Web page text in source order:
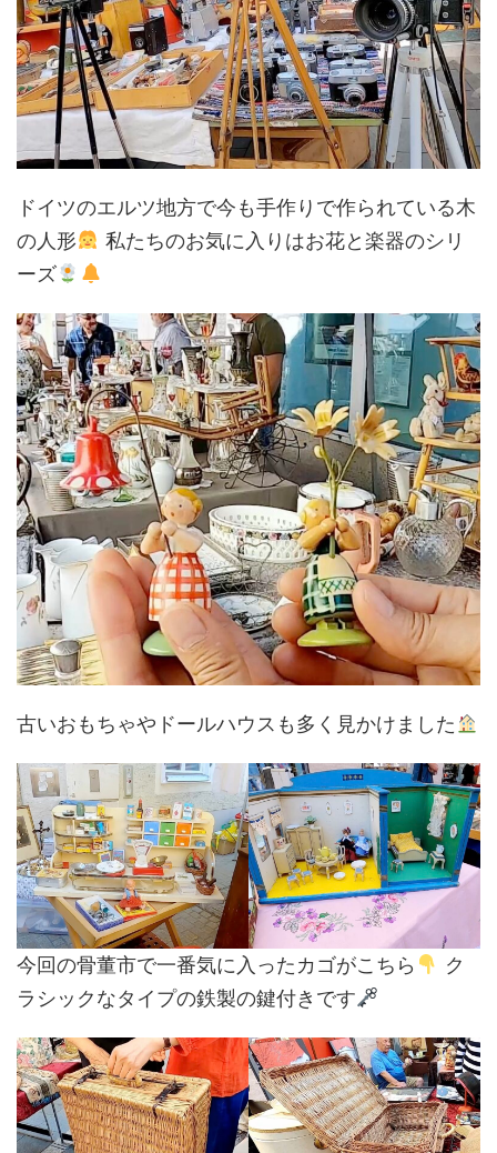
ドイツのエルツ地方で今も手作りで作られている木
の人形
私たちのお気に入りはお花と楽器のシリ
ーズ
古いおもちゃやドールハウスも多く見かけました
今回の骨董市で一番気に入ったカゴがこちら
ク
ラシックなタイプの鉄製の鍵付きです